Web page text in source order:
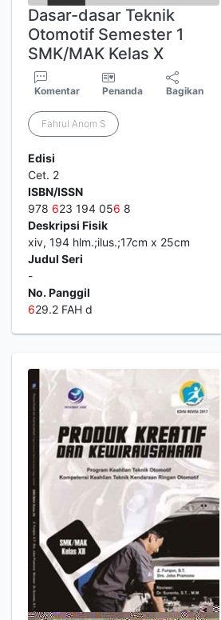
Dasar-dasar Teknik
Otomotif Semester 1
SMK/MAK Kelas X
Komentar Penanda Bagikan
Fahrul Anom S
Edisi
Cet. 2
ISBN/ISSN
978 623 194 056 8
Deskripsi Fisik
xiv, 194 hlm.;ilus.;17cm x 25cm
Judul Seri
-
No. Panggil
629.2 FAH d